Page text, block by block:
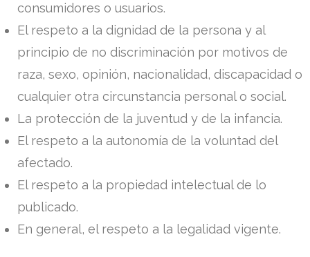
consumidores o usuarios.
El respeto a la dignidad de la persona y al
principio de no discriminación por motivos de
raza, sexo, opinión, nacionalidad, discapacidad o
cualquier otra circunstancia personal o social.
La protección de la juventud y de la infancia.
El respeto a la autonomía de la voluntad del
afectado.
El respeto a la propiedad intelectual de lo
publicado.
En general, el respeto a la legalidad vigente.